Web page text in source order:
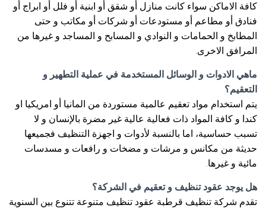
كافة الاماكن سواء كانت منازل أو شقق أو ابنية أو فلل أو ابراج أو
فنادق أو مطاعم أو مستودعات أو شركات أو مكاتب و حتى
المطابخ و الحمامات و النوادي و المسابح و المساجد و غيرها من
المرافق الاخرى.
ماهي الادوات و الوسائل المستخدمة في عملية التطهير و
التعقيم؟
يتم استخدام مواد تعقيم عالمية مستوردة من المانيا أو امريكيا او
كندا و كافة المواد ذات فعالية عالية غير مضرة بالإنسان و لا
تسبب حساسية، اما بالنسبة لأدوات و اجهزة التنظيف فجميعها
حديثة من مكانس و مرشات و مضخات و رافعات و مسدسات
مائية و غيرها.
هل يوجد عقود تنظيف و تعقيم في الشركة؟
تقدم شركة تنظيف قرطبة عقود تنظيف متنوعة تتنوع بين السنوية